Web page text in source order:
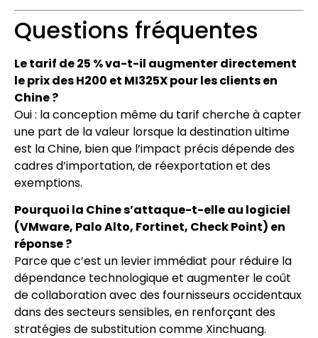
Questions fréquentes
Le tarif de 25 % va-t-il augmenter directement
le prix des H200 et MI325X pour les clients en
Chine ?
Oui : la conception même du tarif cherche à capter
une part de la valeur lorsque la destination ultime
est la Chine, bien que l’impact précis dépende des
cadres d’importation, de réexportation et des
exemptions.
Pourquoi la Chine s’attaque-t-elle au logiciel
(VMware, Palo Alto, Fortinet, Check Point) en
réponse ?
Parce que c’est un levier immédiat pour réduire la
dépendance technologique et augmenter le coût
de collaboration avec des fournisseurs occidentaux
dans des secteurs sensibles, en renforçant des
stratégies de substitution comme Xinchuang.